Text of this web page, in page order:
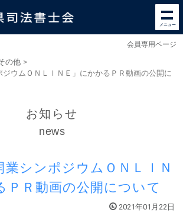
メニュー
会員専用ページ
の他 >
ジウムＯＮＬＩＮＥ」にかかるＰＲ動画の公開に
お知らせ
news
業シンポジウムＯＮＬＩＮ
ＰＲ動画の公開について
2021年01月22日